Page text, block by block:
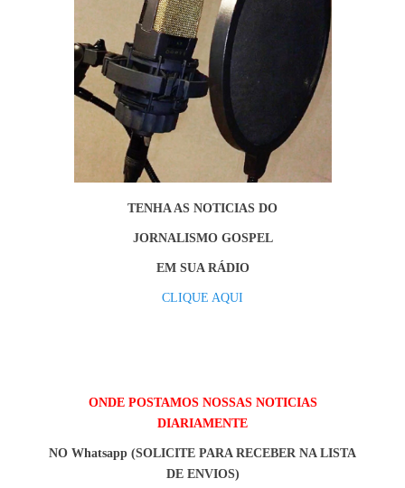
TENHA AS NOTICIAS DO
JORNALISMO GOSPEL
EM SUA RÁDIO
CLIQUE AQUI
ONDE POSTAMOS NOSSAS NOTICIAS
DIARIAMENTE
NO Whatsapp (SOLICITE PARA RECEBER NA LISTA
DE ENVIOS)